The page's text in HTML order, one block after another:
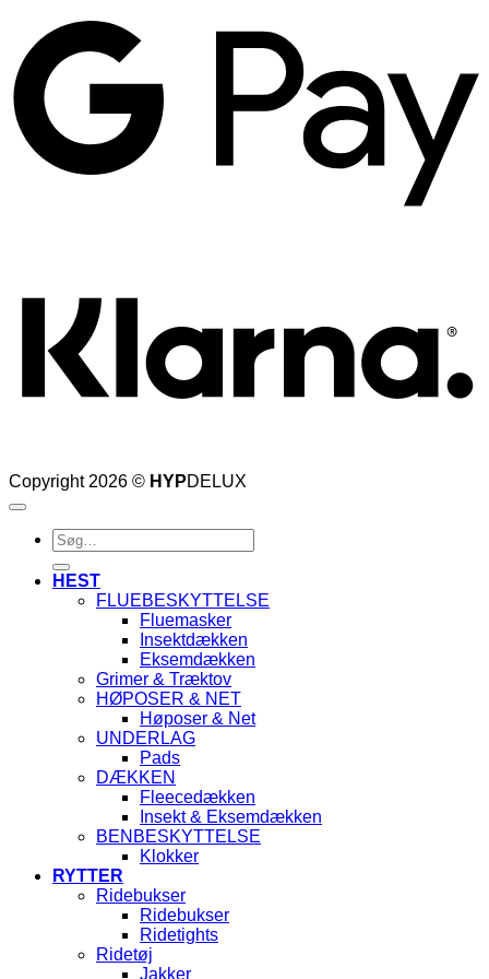
Copyright 2026 © HYPDELUX
Søg
efter:
HEST
FLUEBESKYTTELSE
Fluemasker
Insektdækken
Eksemdækken
Grimer & Træktov
HØPOSER & NET
Høposer & Net
UNDERLAG
Pads
DÆKKEN
Fleecedækken
Insekt & Eksemdækken
BENBESKYTTELSE
Klokker
RYTTER
Ridebukser
Ridebukser
Ridetights
Ridetøj
Jakker